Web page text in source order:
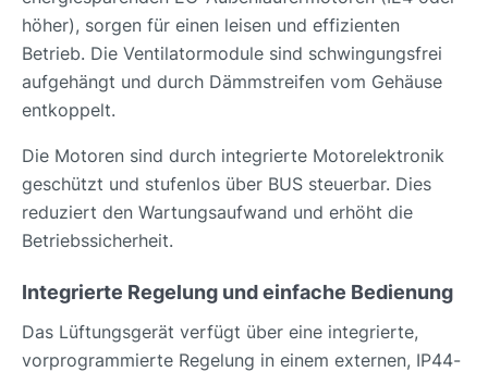
höher), sorgen für einen leisen und effizienten
Betrieb. Die Ventilatormodule sind schwingungsfrei
aufgehängt und durch Dämmstreifen vom Gehäuse
entkoppelt.
Die Motoren sind durch integrierte Motorelektronik
geschützt und stufenlos über BUS steuerbar. Dies
reduziert den Wartungsaufwand und erhöht die
Betriebssicherheit.
Integrierte Regelung und einfache Bedienung
Das Lüftungsgerät verfügt über eine integrierte,
vorprogrammierte Regelung in einem externen, IP44-